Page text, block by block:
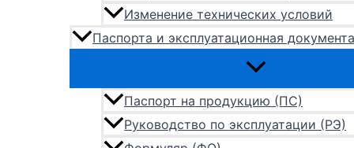
Изменение технических условий
Паспорта и эксплуатационная
Паспорт на продукцию (ПС)
Руководство по эксплуатации (РЭ)